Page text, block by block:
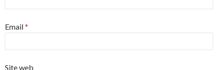
Email*
Site web